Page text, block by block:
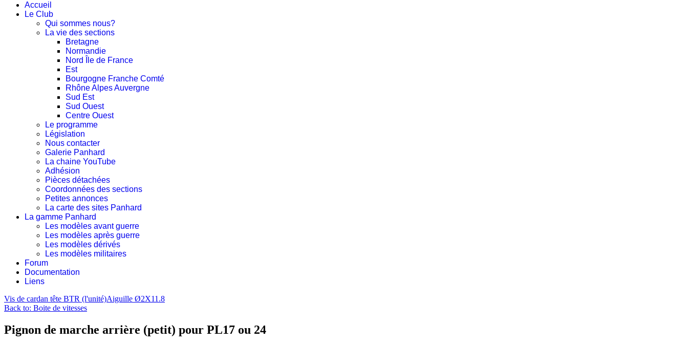
Accueil
Le Club
Qui sommes nous?
La vie des sections
Bretagne
Normandie
Nord Île de France
Est
Bourgogne Franche Comté
Rhône Alpes Auvergne
Sud Est
Sud Ouest
Centre Ouest
Le programme
Législation
Nous contacter
Galerie Panhard
La chaine YouTube
Adhésion
Pièces détachées
Coordonnées des sections
Petites annonces
La carte des sites Panhard
La gamme Panhard
Les modèles avant guerre
Les modèles après guerre
Les modèles dérivés
Les modèles militaires
Forum
Documentation
Liens
Vis de cardan tête BTR (l'unité)Aiguille Ø2X11.8
Back to: Boite de vitesses
Pignon de marche arrière (petit) pour PL17 ou 24